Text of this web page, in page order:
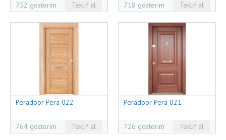
752 gösterim Teklif al 718 gösterim Teklif al
Peradoor Pera 022
764 gösterim Teklif al
Peradoor Pera 021
726 gösterim Teklif al